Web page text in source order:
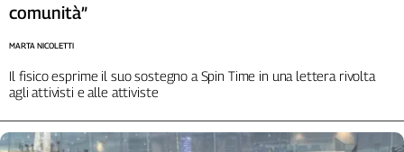
L'Italia
Territori
Abruzzo-
Molise
comunità”
Il fisico esprime il suo sostegno a Spin Time in una lettera rivolta
agli attivisti e alle attiviste
MARTA NICOLETTI